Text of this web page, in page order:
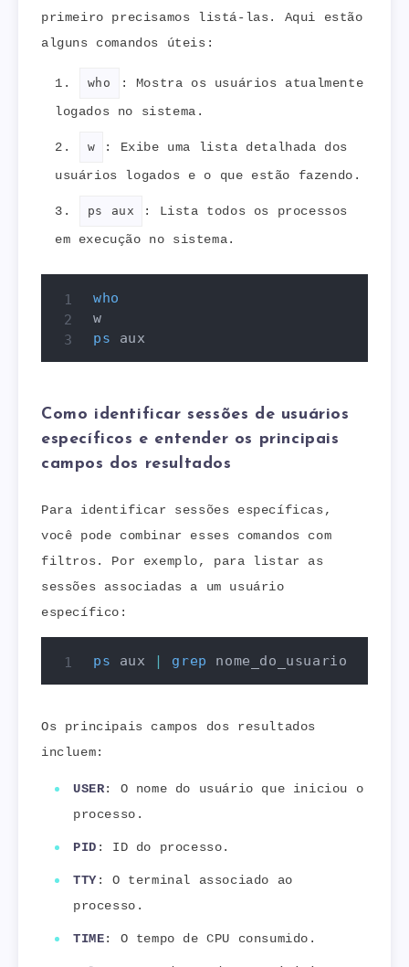
primeiro precisamos listá-las. Aqui estão
alguns comandos úteis:
who
: Mostra os usuários atualmente
logados no sistema.
w
: Exibe uma lista detalhada dos
usuários logados e o que estão fazendo.
ps aux
: Lista todos os processos
em execução no sistema.
who
ps aux
Como identificar sessões de usuários
específicos e entender os principais
campos dos resultados
Para identificar sessões específicas,
você pode combinar esses comandos com
filtros. Por exemplo, para listar as
sessões associadas a um usuário
específico:
ps aux | grep nome_do_usuario
Os principais campos dos resultados
incluem:
USER: O nome do usuário que iniciou o
processo.
PID : ID do processo.
TTY: O terminal associado ao
processo.
TIME: O tempo de CPU consumido.